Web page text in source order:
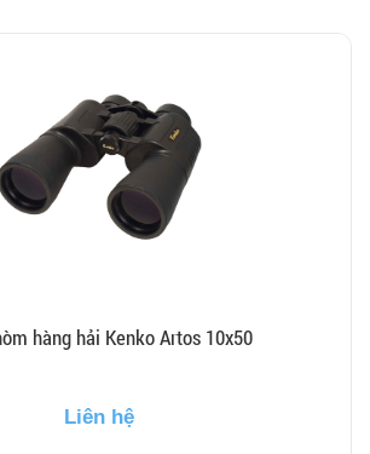
hàng hải Kenko Artos 10x50
Liên hệ